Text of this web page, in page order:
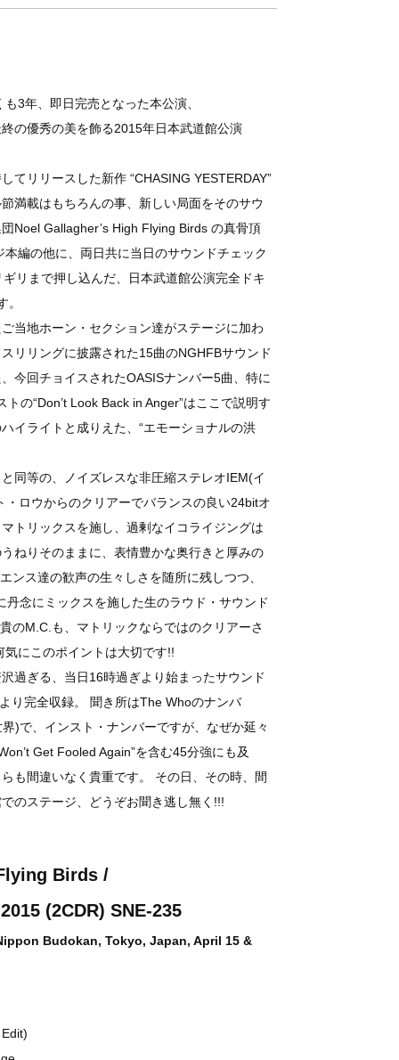
3年、即日完売となった本公演、
の優秀の美を飾る2015年日本武道館公演
てリリースした新作 “CHASING YESTERDAY”
満載はもちろんの事、新しい局面をそのサウ
Noel Gallagher’s High Flying Birds の真骨頂
編の他に、両日共に当日のサウンドチェック
リまで押し込んだ、日本武道館公演完全ドキ
。
当地ホーン・セクション達がステージに加わ
リリングに披露された15曲のNGHFBサウンド
今回チョイスされたOASISナンバー5曲、特に
の“Don’t Look Back in Anger”はここで説明す
イライトと成りえた、“エモーショナルの洪
同等の、ノイズレスな非圧縮ステレオIEM(イ
ロウからのクリアーでバランスの良い24bitオ
トリックスを施し、過剰なイコライジングは
ねりそのままに、表情豊かな奥行きと厚みの
ンス達の歓声の生々しさを随所に残しつつ、
念にミックスを施した生のラウド・サウンド
のM.C.も、マトリックならではのクリアーさ
にこのポイントは大切です!!
過ぎる、当日16時過ぎより始まったサウンド
り完全収録。 聞き所はThe Whoのナンバ
)で、インスト・ナンバーですが、なぜか延々
Get Fooled Again”を含む45分強にも及
も間違いなく貴重です。 その日、その時、間
のステージ、どうぞお聞き逃し無く!!!
Birds /
(2CDR) SNE-235
Budokan, Tokyo, Japan, April 15 &